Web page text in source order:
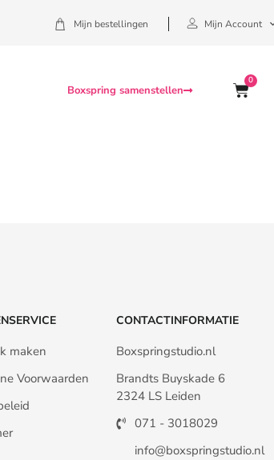
Mijn bestellingen Mijn Account
Boxspring samenstellen
0
maken
Voorwaarden
CONTACTINFORMATIE
Boxspringstudio.nl
Brandts Buyskade 6
2324 LS Leiden
071 - 3018029
info@boxspringstudio.nl